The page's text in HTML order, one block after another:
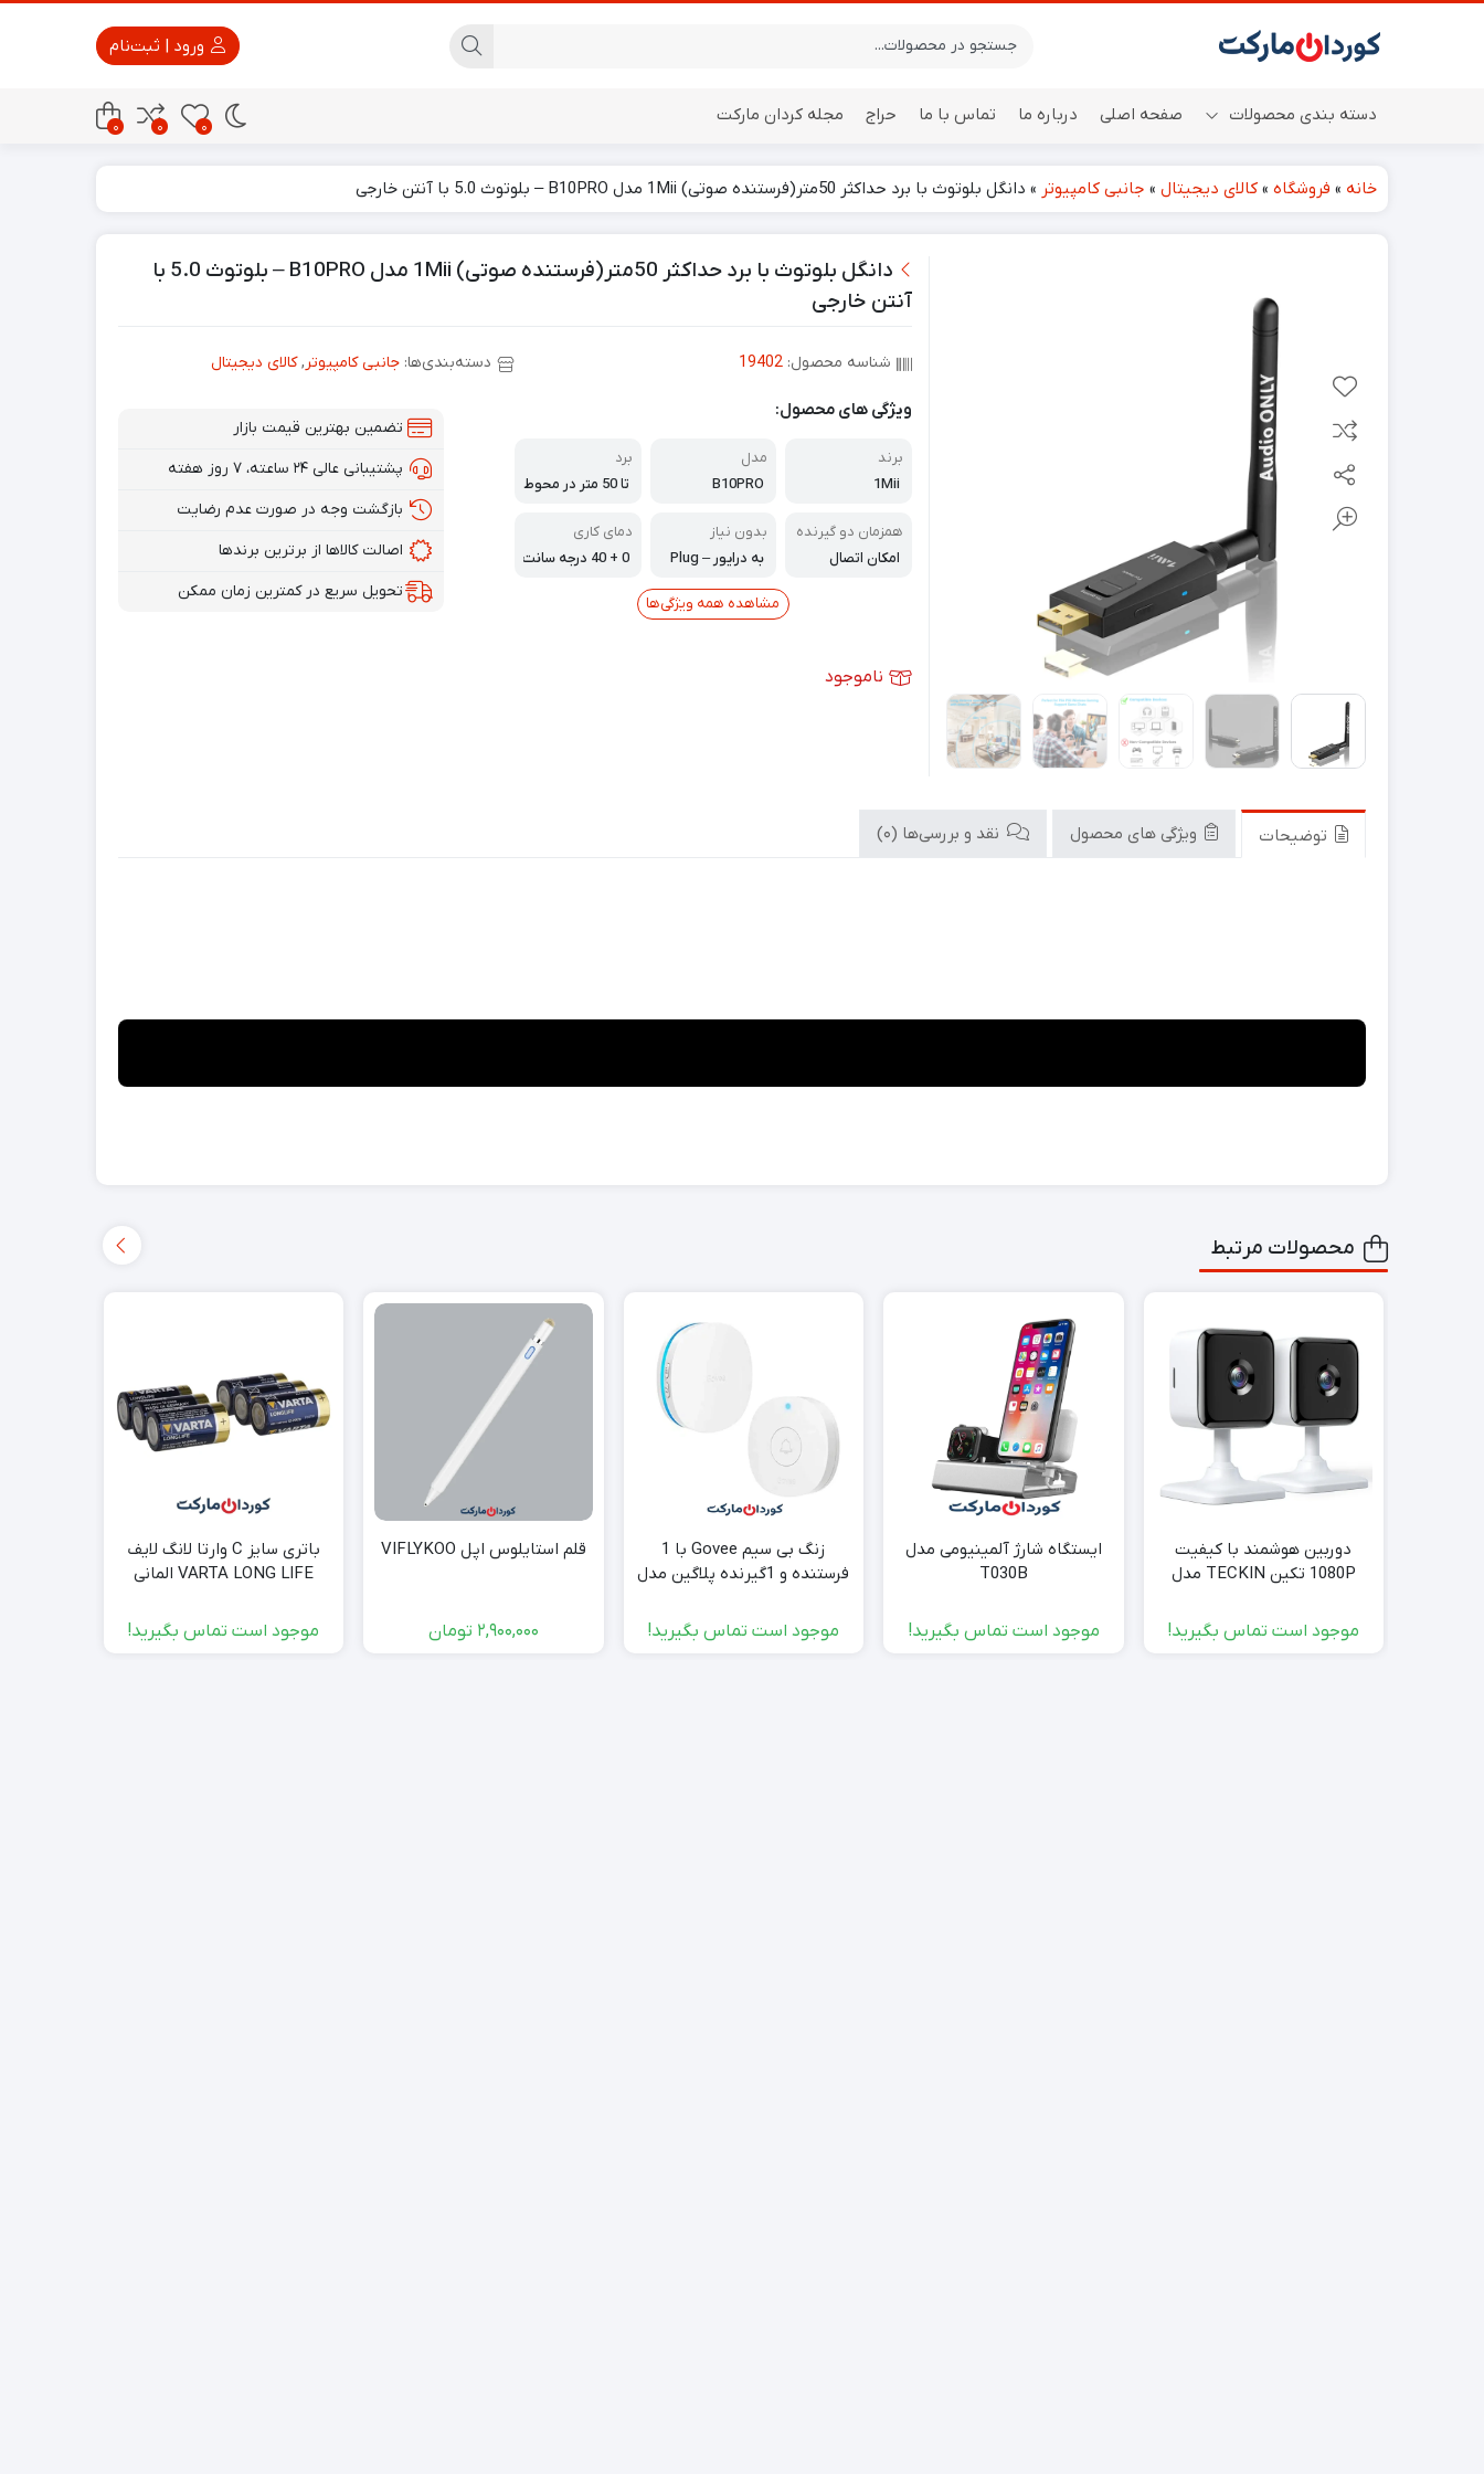
دسته بندی محصولات
اسپیکر ایستگاه هواشناسی باتری
صفحه اصلی درباره ما تماس با ما حراج مجله کردان مارکت
0
0
0
خانه » فروشگاه » کالای دیجیتال » جانبی کامپیوتر » دانگل بلوتوث با برد حداکثر 50متر(فرستنده صوتی) 1Mii مدل B10PRO – بلوتوث 5.0 با آنتن خارجی
دانگل بلوتوث با برد حداکثر 50متر(فرستنده صوتی) 1Mii مدل B10PRO – بلوتوث 5.0 با
آنتن خارجی
شناسه محصول:19402 دسته‌بندی‌ها: جانبی کامپیوتر,کالای دیجیتال
ویژگی های محصول:
برند
1Mii
مدل
B10PRO
برد
تا 50 متر در محوط
همزمان دو گیرنده
امکان اتصال
بدون نیاز
به درایور – Plug
دمای کاری
0 + 40 درجه سانت
مشاهده همه ویژگی‌ها
تضمین بهترین قیمت بازار
پشتیبانی عالی ۲۴ ساعته، ۷ روز هفته
بازگشت وجه در صورت عدم رضایت
اصالت کالاها از برترین برندها
تحویل سریع در کمترین زمان ممکن
ناموجود
توضیحات ویژگی های محصول نقد و بررسی‌ها (0)
محصولات مرتبط
دوربین هوشمند با کیفیت
1080P تکین TECKIN مدل
موجود است تماس بگیرید!
ایستگاه شارژ آلمینیومی مدل
T030B
موجود است تماس بگیرید!
زنگ بی سیم Govee با 1
فرستنده و 1گیرنده پلاگین مدل
موجود است تماس بگیرید!
قلم استایلوس اپل VIFLYKOO
2,900,000 تومان
باتری سایز C وارتا لانگ لایف
VARTA LONG LIFE المانی
موجود است تماس بگیرید!